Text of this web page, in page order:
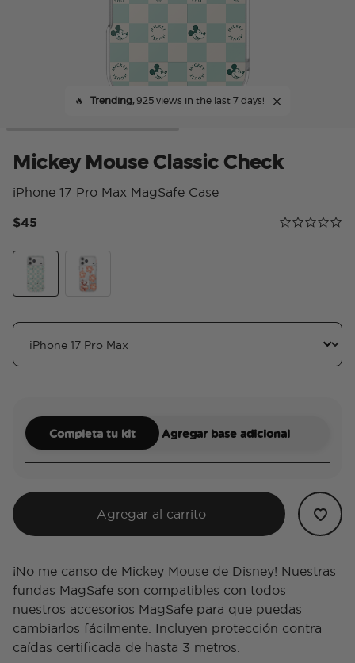
🔥 Trending,925 views in the last 7 days!
Mickey Mouse Classic Check
iPhone 17 Pro Max MagSafe Case
0.0 star rating
$45
Completa tu kit Agregar base adicional
Agregar al carrito
¡No me canso de Mickey Mouse de Disney! Nuestras
fundas MagSafe son compatibles con todos
nuestros accesorios MagSafe para que puedas
cambiarlos fácilmente. Incluyen protección contra
caídas certificada de hasta 3 metros.